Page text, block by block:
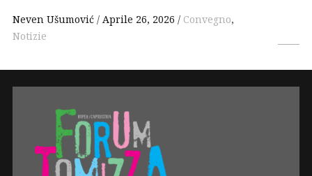
Neven Ušumović Aprile 26, 2026 Convegno,
Notizie